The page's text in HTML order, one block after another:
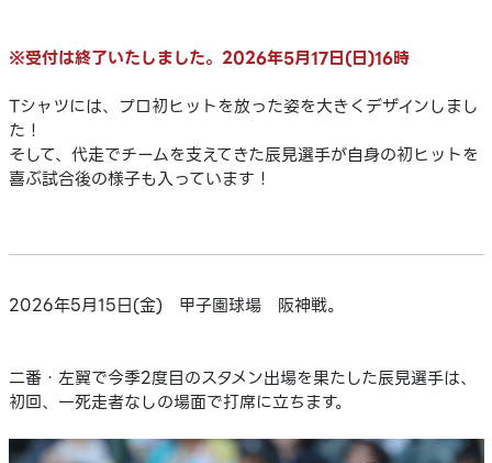
※受付は終了いたしました。2026年5月17日(日)16時
Tシャツには、プロ初ヒットを放った姿を大きくデザインしまし
た！
そして、代走でチームを支えてきた辰見選手が自身の初ヒットを
喜ぶ試合後の様子も入っています！
2026年5月15日(金) 甲子園球場 阪神戦。
二番・左翼で今季2度目のスタメン出場を果たした辰見選手は、
初回、一死走者なしの場面で打席に立ちます。